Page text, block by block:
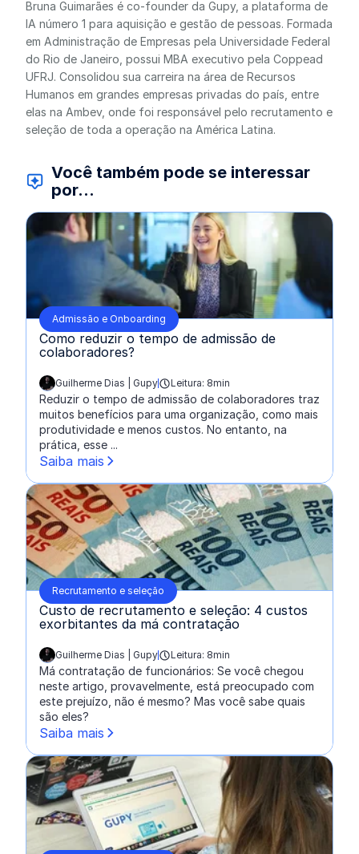
Bruna Guimarães é co-founder da Gupy, a plataforma de
IA número 1 para aquisição e gestão de pessoas. Formada
em Administração de Empresas pela Universidade Federal
do Rio de Janeiro, possui MBA executivo pela Coppead
UFRJ. Consolidou sua carreira na área de Recursos
Humanos em grandes empresas privadas do país, entre
elas na Ambev, onde foi responsável pelo recrutamento e
seleção de toda a operação na América Latina.
Você também pode se interessar
por...
Admissão e Onboarding
Como reduzir o tempo de admissão de
colaboradores?
escrito por:
Guilherme Dias | Gupy Leitura: 8min
Reduzir o tempo de admissão de colaboradores traz
muitos benefícios para uma organização, como mais
produtividade e menos custos. No entanto, na
prática, esse ...
Saiba mais
Recrutamento e seleção
Custo de recrutamento e seleção: 4 custos
exorbitantes da má contratação
escrito por:
Guilherme Dias | Gupy Leitura: 8min
Má contratação de funcionários: Se você chegou
neste artigo, provavelmente, está preocupado com
este prejuízo, não é mesmo? Mas você sabe quais
são eles?
Saiba mais